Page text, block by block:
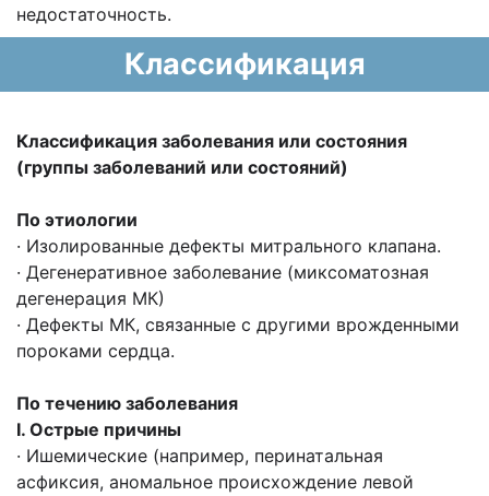
недостаточность.
Классификация
Классификация заболевания или состояния
(группы заболеваний или состояний)
По этиологии
· Изолированные дефекты митрального клапана.
· Дегенеративное заболевание (миксоматозная
дегенерация МК)
· Дефекты МК, связанные с другими врожденными
пороками сердца.
По течению заболевания
Ⅰ. Острые причины
· Ишемические (например, перинатальная
асфиксия, аномальное происхождение левой